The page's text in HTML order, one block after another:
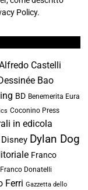
Policy.
Castelli
Bao
BD Benemerita Eura
Coconino Press
in edicola
Disney Dylan Dog
Franco
Franco Donatelli
Ferri Gazzetta dello